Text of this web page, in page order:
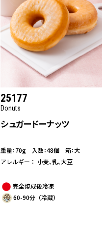
25177
Donuts
シュガードーナッツ
重量：70g 入数：48個 箱：大
アレルギー： 小麦 乳 大豆
完全焼成後冷凍
60-90分（冷蔵）